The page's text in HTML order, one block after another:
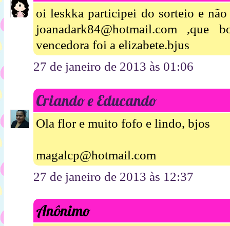
oi leskka participei do sorteio e
joanadark84@hotmail.com
vencedora foi a elizabete.bjus
27 de janeiro de 2013 às 01:06
Criando e Educando
Ola flor e muito fofo e lindo, bjos
magalcp@hotmail.com
27 de janeiro de 2013 às 12:37
Anônimo